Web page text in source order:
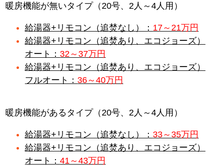
暖房機能が無いタイプ（20号、2人～4人用）
給湯器+リモコン（追焚なし）： 17～21万円
給湯器+リモコン（追焚あり、エコジョーズ）
オート：32～37万円
給湯器+リモコン（追焚あり、エコジョーズ）
フルオート：36～40万円
暖房機能があるタイプ（20号、2人～4人用）
給湯器+リモコン（追焚なし）：33～35万円
給湯器+リモコン（追焚あり、エコジョーズ）
オート：41～43万円